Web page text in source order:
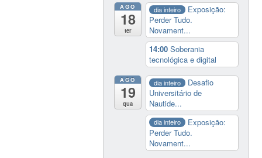
AGO
18
ter
dia inteiro
Exposição:
Perder Tudo.
Novament...
14:00Soberania
tecnológica e digital
AGO
19
qua
dia inteiro
Desafio
Universitário de
Nautide...
dia inteiro
Exposição:
Perder Tudo.
Novament...